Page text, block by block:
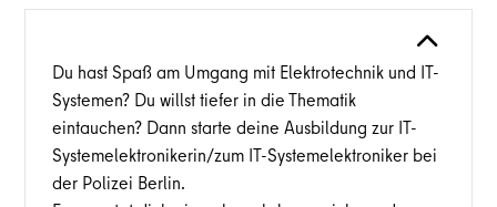
Du hast Spaß am Umgang mit Elektrotechnik und IT-
Systemen? Du willst tiefer in die Thematik
eintauchen? Dann starte deine Ausbildung zur IT-
Systemelektronikerin/zum IT-Systemelektroniker bei
der Polizei Berlin.